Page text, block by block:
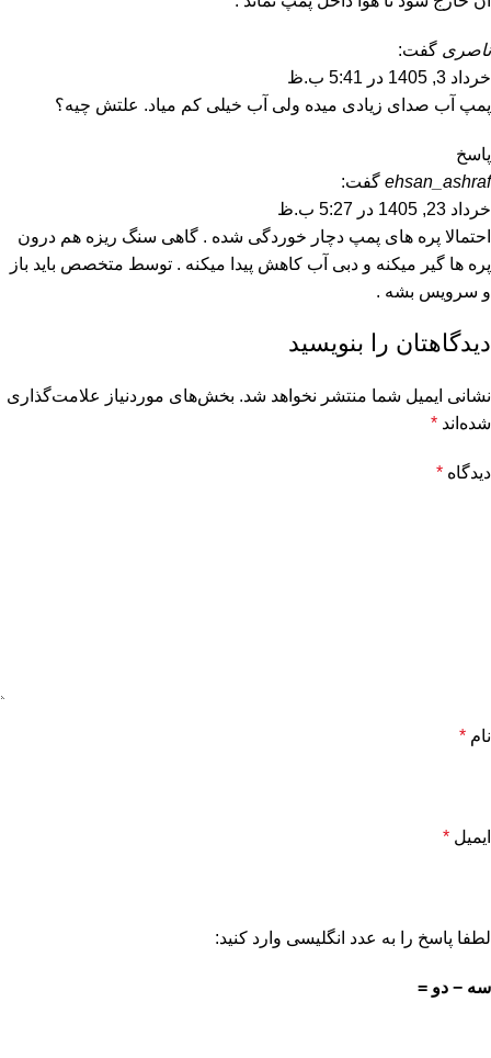
ناصری گفت:
خرداد 3, 1405 در 5:41 ب.ظ
پمپ آب صدای زیادی میده ولی آب خیلی کم میاد. علتش چیه؟
پاسخ
ehsan_ashraf گفت:
خرداد 23, 1405 در 5:27 ب.ظ
احتمالا پره های پمپ دچار خوردگی شده . گاهی سنگ ریزه هم درون
پره ها گیر میکنه و دبی آب کاهش پیدا میکنه . توسط متخصص باید باز
و سرویس بشه .
دیدگاهتان را بنویسید
نشانی ایمیل شما منتشر نخواهد شد. بخش‌های موردنیاز علامت‌گذاری
شده‌اند *
دیدگاه *
نام *
ایمیل *
لطفا پاسخ را به عدد انگلیسی وارد کنید:
سه − دو =